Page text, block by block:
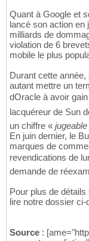
Quant à Google et
lancé son action en
milliards de
violation de 6
mobile le plus
Durant cette
autant mettre un
dOracle à avoir
lacquéreur de Sun
un chiffre « jugeable
En juin dernier, le
marques de
revendications de
demande de
Pour plus de
lire notre dossier ci-
Source :